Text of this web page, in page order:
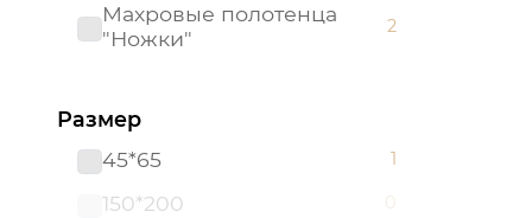
Махровые полотенца
"Ножки"
2
Полотенца из рогожки
Размер
45*65
1
150*200 0